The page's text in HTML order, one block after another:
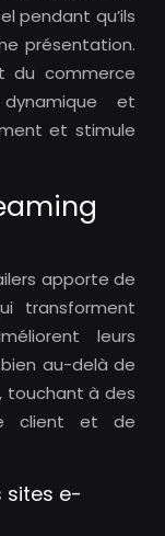
pendant qu’ils
présentation.
du commerce
et
et stimule
apporte de
transforment
leurs
au-delà de
touchant à des
client et de
sites e-